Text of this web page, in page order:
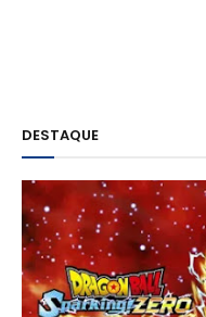
DESTAQUE